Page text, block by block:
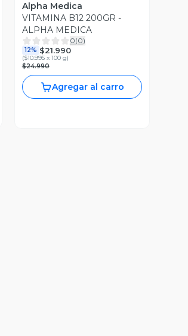
Alpha Medica
VITAMINA B12 200GR -
ALPHA MEDICA
0(0)
12% $21.990
($10.995 x 100 g)
$24.990
Agregar al carro